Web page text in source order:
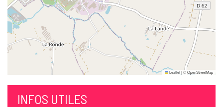
Leaflet|©OpenStreetMap
INFOS UTILES